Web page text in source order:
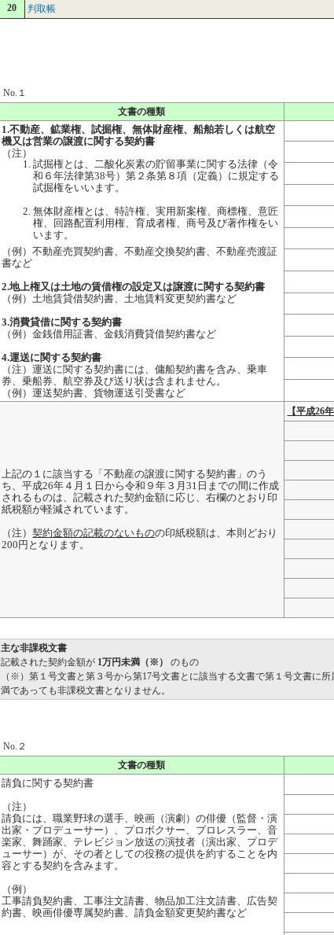
20
判取帳
No.１
文書の種類
1.不動産、鉱業権、試掘権、無体財産権、船舶若しくは航空
機又は営業の譲渡に関する契約書
（注）
試掘権とは、二酸化炭素の貯留事業に関する法律（令
和６年法律第38号）第２条第８項（定義）に規定する
試掘権をいいます。
無体財産権とは、特許権、実用新案権、商標権、意匠
権、回路配置利用権、育成者権、商号及び著作権をい
います。
（例）不動産売買契約書、不動産交換契約書、不動産売渡証
書など
2.地上権又は土地の賃借権の設定又は譲渡に関する契約書
（例）土地賃貸借契約書、土地賃料変更契約書など
3.消費貸借に関する契約書
（例）金銭借用証書、金銭消費貸借契約書など
4.運送に関する契約書
（注）運送に関する契約書には、傭船契約書を含み、乗車
券、乗船券、航空券及び送り状は含まれません。
（例）運送契約書、貨物運送引受書など
上記の１に該当する「不動産の譲渡に関する契約書」のう
ち、平成26年４月１日から令和９年３月31日までの間に作成
されるものは、記載された契約金額に応じ、右欄のとおり印
紙税額が軽減されています。
（注）契約金額の記載のないものの印紙税額は、本則どおり
200円となります。
【平成26
主な非課税文書
記載された契約金額が 1万円未満（※）
のもの
（※）第１号文書と第３号から第17号文書とに該当する文書で第１号文書に
満であっても非課税文書となりません。
No.２
文書の種類
請負に関する契約書
（注）
請負には、職業野球の選手、映画（演劇）の俳優（監督・演
出家・プロデューサー）、プロボクサー、プロレスラー、音
楽家、舞踊家、テレビジョン放送の演技者（演出家、プロデ
ューサー）が、その者としての役務の提供を約することを内
容とする契約を含みます。
（例）
工事請負契約書、工事注文請書、物品加工注文請書、広告契
約書、映画俳優専属契約書、請負金額変更契約書など